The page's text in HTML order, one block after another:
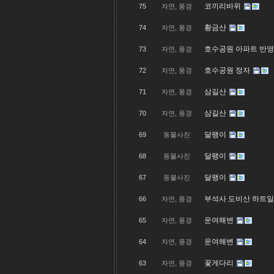
75 자연, 풍경 코끼리바위
74 자연, 풍경 황금산
73 자연, 풍경 호수공원 아파트 반
72 자연, 풍경 호수공원 정자
71 자연, 풍경 삼길산
70 자연, 풍경 삼길산
69 동물사진 달팽이
68 동물사진 달팽이
67 동물사진 달팽이
66 자연, 풍경 부석사 도비산 하트
65 자연, 풍경 운여해변
64 자연, 풍경 운여해변
63 자연, 풍경 꽃게다리